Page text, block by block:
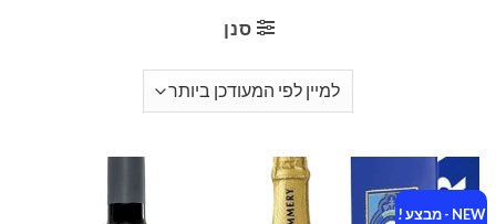
סנן
NEW - מבצע !